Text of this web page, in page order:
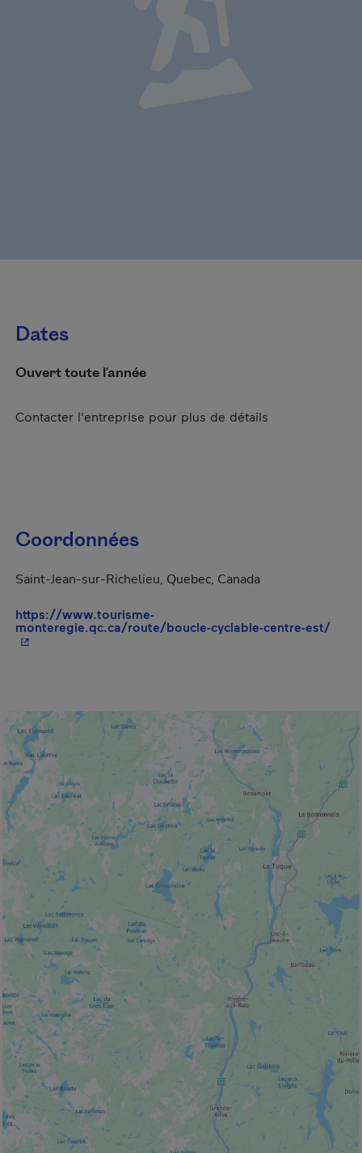
Dates
Ouvert toute l'année
Contacter l'entreprise pour plus de détails
Coordonnées
Saint-Jean-sur-Richelieu, Quebec, Canada
https://www.tourisme-
monteregie.qc.ca/route/boucle-cyclable-centre-est/-